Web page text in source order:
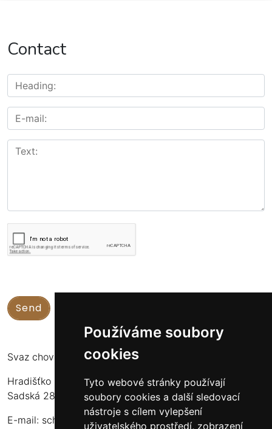
Používáme soubory
cookies
Tyto webové stránky používají
soubory cookies a další sledovací
nástroje s cílem vylepšení
uživatelského prostředí, zobrazení
Contact
Svaz chovatelů koní Kinských
Hradišťko u Sadské 126
Sadská 289 12
E-mail: schkk@equus-kinsky.cz